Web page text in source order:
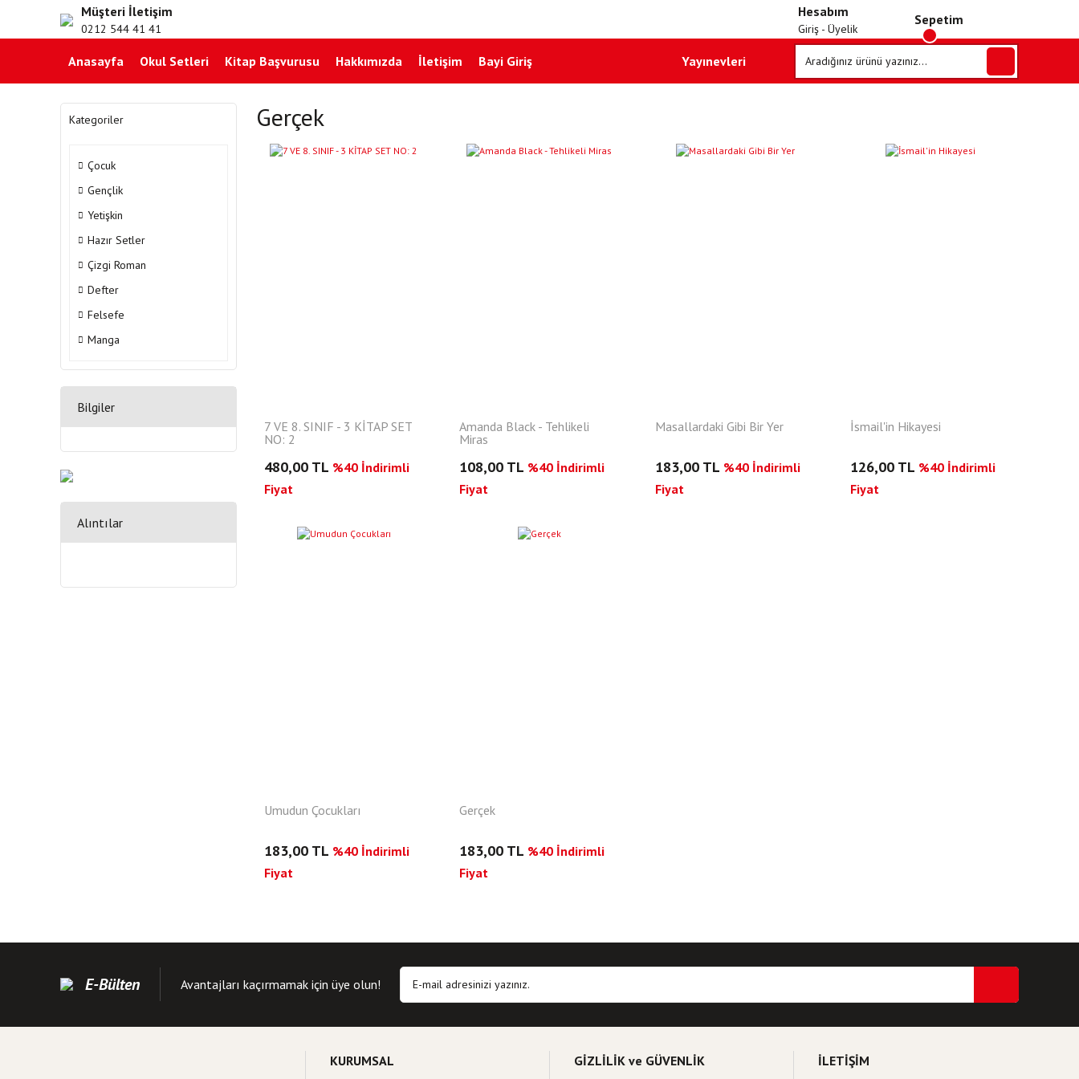
Müşteri İletişim
0212 544 41 41
Hesabım
Giriş - Üyelik
Sepetim
Anasayfa Okul Setleri Kitap Başvurusu Hakkımızda İletişim Bayi Giriş Yayınevleri
Kategoriler
Çocuk
Gençlik
Yetişkin
Hazır Setler
Çizgi Roman
Defter
Felsefe
Manga
Bilgiler
Alıntılar
Gerçek
7 VE 8. SINIF - 3 KİTAP SET
NO: 2
480,00 TL %40 İndirimli
Fiyat
Amanda Black - Tehlikeli
Miras
108,00 TL %40 İndirimli
Fiyat
Masallardaki Gibi Bir Yer
183,00 TL %40 İndirimli
Fiyat
İsmail'in Hikayesi
126,00 TL %40 İndirimli
Fiyat
Umudun Çocukları
183,00 TL %40 İndirimli
Fiyat
Gerçek
183,00 TL %40 İndirimli
Fiyat
E-Bülten Avantajları kaçırmamak için üye olun!
KURUMSAL GİZLİLİK ve GÜVENLİK İLETİŞİM